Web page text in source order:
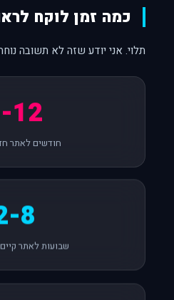
כמה זמן לוקח
תלוי. אני יודע שזה לא תשובה
12
חודשים לאתר
8
שבועות לאתר